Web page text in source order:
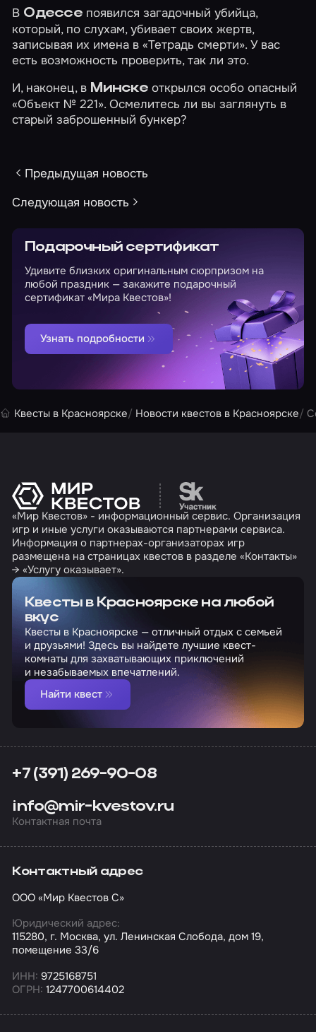
В Одессепоявился загадочный убийца,
который, по слухам, убивает своих жертв,
записывая их имена в«Тетрадь смерти». У вас
есть возможность проверить, так ли это.
И, наконец, в Минскеоткрылся особо опасный
«Объект № 221». Осмелитесь ли вы заглянуть в
старый заброшенный бункер?
Предыдущая новость
Следующая новость
Подарочный сертификат
Удивите близких оригинальным сюрпризом на
любой праздник — закажите подарочный
сертификат «Мира Квестов»!
Узнать подробности
Квесты в Красноярске Новости квестов в Красноярске
Перейти на сайт
«Мир Квестов» - информационный сервис. Организация
игр и иные услуги оказываются партнерами сервиса.
Информация о партнерах-организаторах игр
размещена на страницах квестов в разделе «Контакты»
→ «Услугу оказывает».
Квесты в Красноярске на любой
вкус
Квесты в Красноярске — отличный отдых с семьей
и друзьями! Здесь вы найдете лучшие квест-
комнаты для захватывающих приключений
и незабываемых впечатлений.
Найти квест
+7 (391) 269-90-08
info@mir-kvestov.ru
Контактная почта
Контактный адрес
ООО «Мир Квестов С»
Юридический адрес:
115280, г. Москва, ул. Ленинская Слобода, дом 19,
помещение 33/6
ИНН: 9725168751
ОГРН: 1247700614402